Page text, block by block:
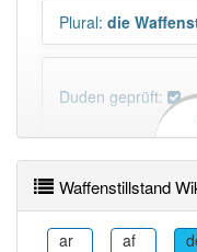
Plural: die
Duden geprüft:
Wörter, die mit "-
Artikel:der.
Waffenstillstand
ar af